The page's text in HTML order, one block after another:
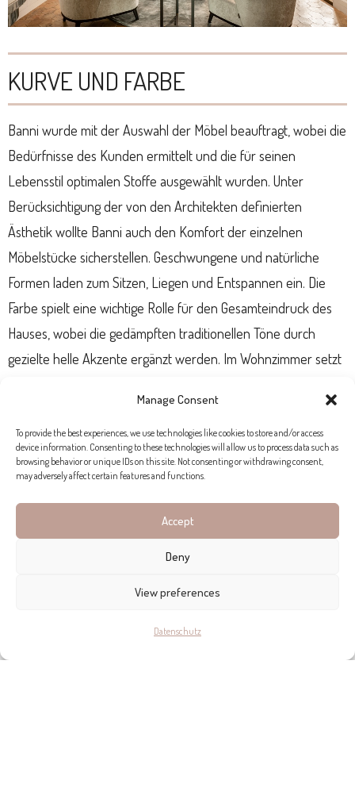
Manage Consent
To provide the best experiences, we use technologies like cookies to store and/or access
device information. Consenting to these technologies will allow us to process data such as
browsing behavior or unique IDs on this site. Not consenting or withdrawing consent,
may adversely affect certain features and functions.
Accept
Deny
View preferences
Datenschutz
KURVE UND FARBE
Banni wurde mit der Auswahl der Möbel beauftragt, wobei die
Bedürfnisse des Kunden ermittelt und die für seinen
Lebensstil optimalen Stoffe ausgewählt wurden. Unter
Berücksichtigung der von den Architekten definierten
Ästhetik wollte Banni auch den Komfort der einzelnen
Möbelstücke sicherstellen. Geschwungene und natürliche
Formen laden zum Sitzen, Liegen und Entspannen ein. Die
Farbe spielt eine wichtige Rolle für den Gesamteindruck des
Hauses, wobei die gedämpften traditionellen Töne durch
gezielte helle Akzente ergänzt werden. Im Wohnzimmer setzt
Gegenstände wie die großen Lampen im Esszimmer durch die
Zugabe von fröhlichen Farben aufgewertet werden. Das
Ergebnis? Ein Zuhause, in dem Altes und Neues zu einem
vielfältigen Raum verschmelzen, der sowohl elegant als auch
modern ist.
Text Ché Miller | Fotos Tomeu Canyellas
ENTDECKEN SIE WEITERE TOP-